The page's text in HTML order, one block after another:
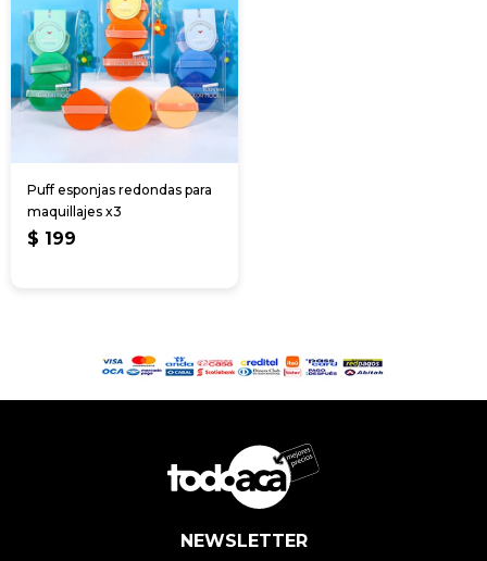
Puff esponjas redondas para
maquillajes x3
$ 199
NEWSLETTER